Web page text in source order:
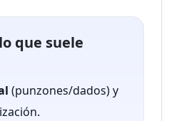
que suele
(punzones/dados) y